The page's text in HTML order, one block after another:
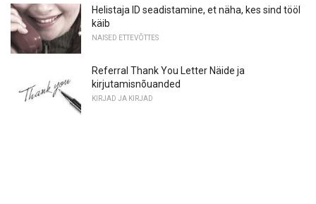
Helistaja ID seadistamine, et näha, kes sind tööl
käib
NAISED ETTEVÕTTES
Referral Thank You Letter Näide ja
kirjutamisnõuanded
KIRJAD JA KIRJAD